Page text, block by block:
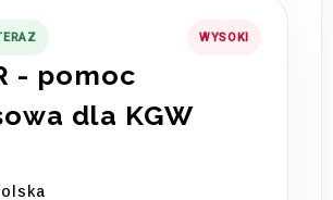
WYSOKI
- pomoc
dla KGW